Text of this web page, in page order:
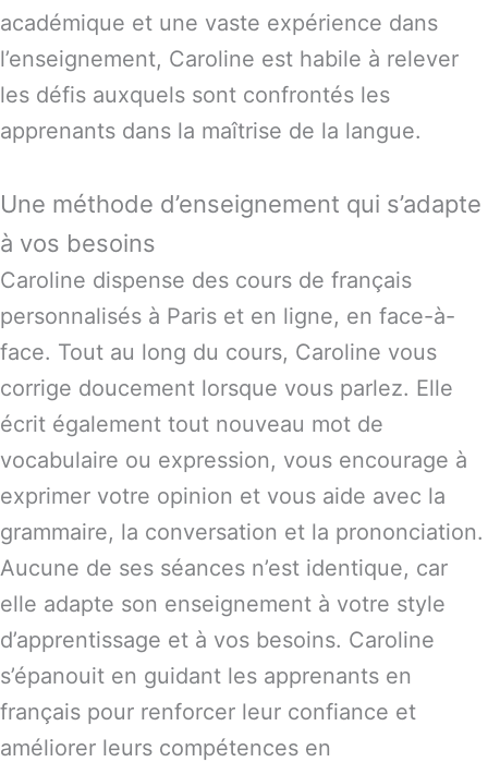
académique et une vaste expérience dans
l’enseignement, Caroline est habile à relever
les défis auxquels sont confrontés les
apprenants dans la maîtrise de la langue.
Une méthode d’enseignement qui s’adapte
à vos besoins
Caroline dispense des cours de français
personnalisés à Paris et en ligne, en face-à-
face. Tout au long du cours, Caroline vous
corrige doucement lorsque vous parlez. Elle
écrit également tout nouveau mot de
vocabulaire ou expression, vous encourage à
exprimer votre opinion et vous aide avec la
grammaire, la conversation et la prononciation.
Aucune de ses séances n’est identique, car
elle adapte son enseignement à votre style
d’apprentissage et à vos besoins. Caroline
s’épanouit en guidant les apprenants en
français pour renforcer leur confiance et
améliorer leurs compétences en